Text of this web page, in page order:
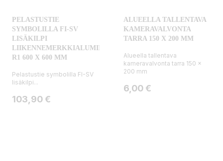
PELASTUSTIE
SYMBOLILLA FI-SV
LISÄKILPI
LIIKENNEMERKKIALUMIINI
R1 600 X 600 MM
Pelastustie symbolilla FI-SV
lisäkilpi...
Hinta
103,90 €
ALUEELLA TALLENTAVA
KAMERAVALVONTA
TARRA 150 X 200 MM
Alueella tallentava
kameravalvonta tarra 150 x
200 mm
Hinta
6,00 €